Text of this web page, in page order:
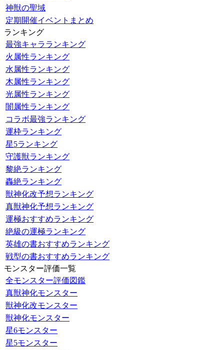
神獣の聖域
定期開催イベントまとめ
ランキング
最強キャラランキング
火属性ランキング
水属性ランキング
木属性ランキング
光属性ランキング
闇属性ランキング
コラボ最強ランキング
運枠ランキング
星5ランキング
守護獣ランキング
黎絶ランキング
轟絶ランキング
獣神化改予想ランキング
真獣神化予想ランキング
運極おすすめランキング
絶級の運極ランキング
英雄の書おすすめランキング
戦型の書おすすめランキング
モンスター評価一覧
全モンスター評価図鑑
真獣神化モンスター
獣神化改モンスター
獣神化モンスター
星6モンスター
星5モンスター